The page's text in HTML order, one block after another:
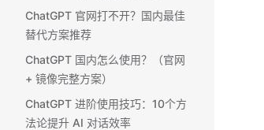
ChatGPT 官网打不开？国内最佳
替代方案推荐
ChatGPT 国内怎么使用？（官网
+ 镜像完整方案） ​
ChatGPT 进阶使用技巧：10个方
法论提升 AI 对话效率